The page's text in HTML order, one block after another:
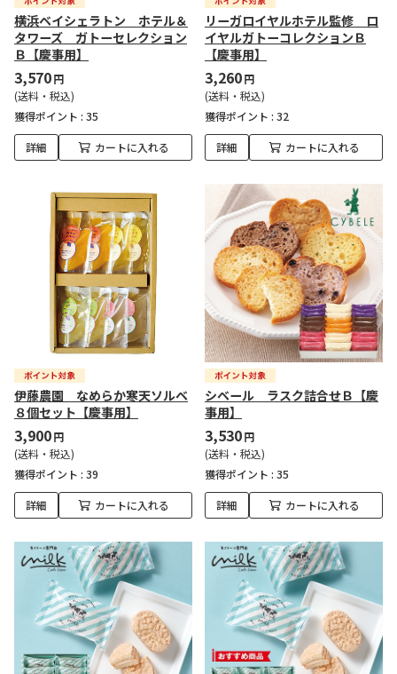
横浜ベイシェラトン ホテル＆
タワーズ ガトーセレクション
Ｂ【慶事用】
3,570円
(送料・税込)
獲得ポイント : 35
詳細 カートに入れる
リーガロイヤルホテル監修 ロ
イヤルガトーコレクションＢ
【慶事用】
3,260円
(送料・税込)
獲得ポイント : 32
詳細 カートに入れる
伊藤農園 なめらか寒天ソルベ
８個セット【慶事用】
3,900円
(送料・税込)
獲得ポイント : 39
詳細 カートに入れる
シベール ラスク詰合せＢ【慶
事用】
3,530円
(送料・税込)
獲得ポイント : 35
詳細 カートに入れる